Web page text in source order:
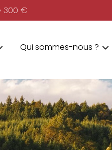
300 €
Qui sommes-nous ?